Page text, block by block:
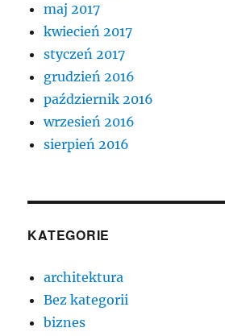
maj 2017
kwiecień 2017
styczeń 2017
grudzień 2016
październik 2016
wrzesień 2016
sierpień 2016
KATEGORIE
architektura
Bez kategorii
biznes